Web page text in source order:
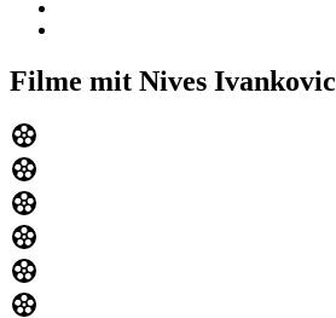
Filme mit Nives Ivankovic